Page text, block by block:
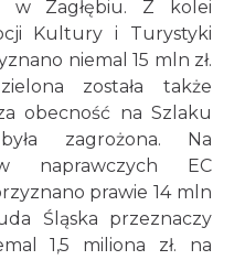
w Zagłębiu. Z kolei
Kultury i Turystyki
niemal 15 mln zł.
została także
obecność na Szlaku
zagrożona. Na
naprawczych EC
prawie 14 mln
Śląska przeznaczy
1,5 miliona zł. na